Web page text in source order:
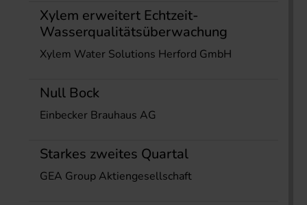
Xylem erweitert Echtzeit-
Wasserqualitätsüberwachung
Xylem Water Solutions Herford GmbH
Null Bock
Einbecker Brauhaus AG
Starkes zweites Quartal
GEA Group Aktiengesellschaft